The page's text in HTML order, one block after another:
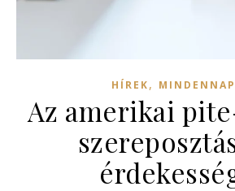
HÍREK,
Az amerikai